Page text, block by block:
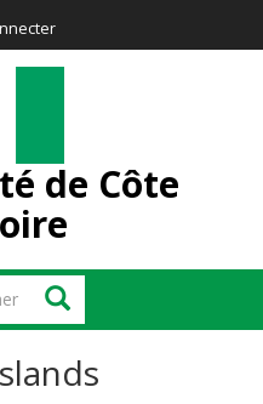
de Côte
Rechercher